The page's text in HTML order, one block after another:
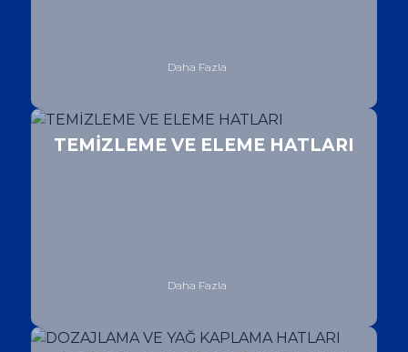
Daha Fazla
TEMİZLEME VE ELEME HATLARI
Daha Fazla